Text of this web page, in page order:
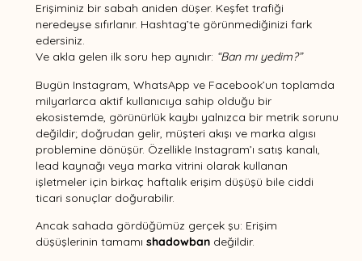
Erişiminiz bir sabah aniden düşer. Keşfet trafiği
neredeyse sıfırlanır. Hashtag’te görünmediğinizi fark
edersiniz.
Ve akla gelen ilk soru hep aynıdır: “Ban mı yedim?”
Bugün Instagram, WhatsApp ve Facebook’un toplamda
milyarlarca aktif kullanıcıya sahip olduğu bir
ekosistemde, görünürlük kaybı yalnızca bir metrik sorunu
değildir; doğrudan gelir, müşteri akışı ve marka algısı
problemine dönüşür. Özellikle Instagram’ı satış kanalı,
lead kaynağı veya marka vitrini olarak kullanan
işletmeler için birkaç haftalık erişim düşüşü bile ciddi
ticari sonuçlar doğurabilir.
Ancak sahada gördüğümüz gerçek şu: Erişim
düşüşlerinin tamamı shadowbandeğildir.